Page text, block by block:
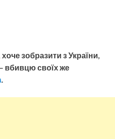
зобразити з України,
вбивцю своїх же
.